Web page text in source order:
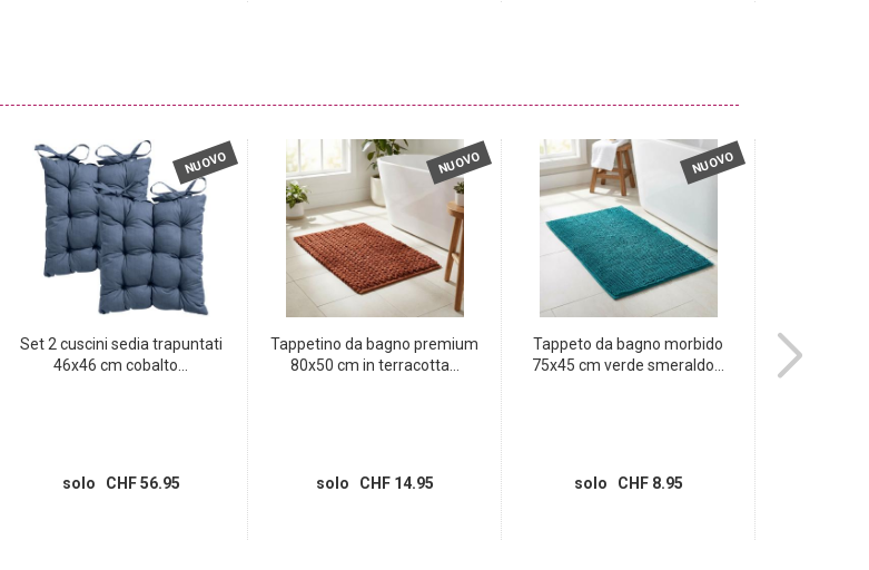
NUOVO
Set 2 cuscini sedia trapuntati
46x46 cm cobalto...
solo CHF 56.95
NUOVO
Tappetino da bagno premium
80x50 cm in terracotta...
solo CHF 14.95
NUOVO
Tappeto da bagno morbido
75x45 cm verde smeraldo...
solo CHF 8.95
Spina, tipo